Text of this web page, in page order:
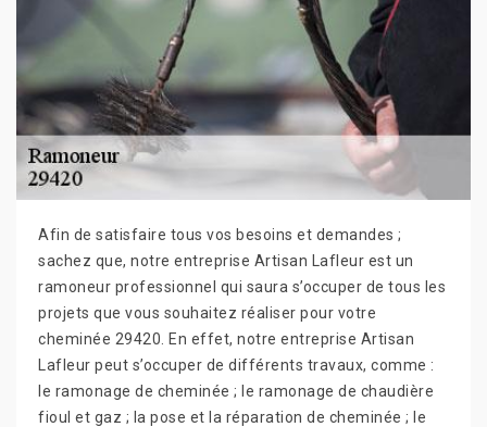
Afin de satisfaire tous vos besoins et demandes ;
sachez que, notre entreprise Artisan Lafleur est un
ramoneur professionnel qui saura s’occuper de tous les
projets que vous souhaitez réaliser pour votre
cheminée 29420. En effet, notre entreprise Artisan
Lafleur peut s’occuper de différents travaux, comme :
le ramonage de cheminée ; le ramonage de chaudière
fioul et gaz ; la pose et la réparation de cheminée ; le